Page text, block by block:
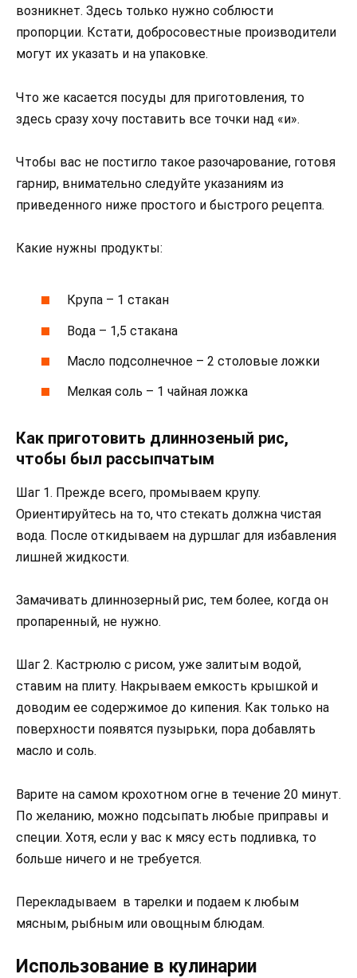
возникнет. Здесь только нужно соблюсти
пропорции. Кстати, добросовестные производители
могут их указать и на упаковке.
Что же касается посуды для приготовления, то
здесь сразу хочу поставить все точки над «и».
Чтобы вас не постигло такое разочарование, готовя
гарнир, внимательно следуйте указаниям из
приведенного ниже простого и быстрого рецепта.
Какие нужны продукты:
Крупа – 1 стакан
Вода – 1,5 стакана
Масло подсолнечное – 2 столовые ложки
Мелкая соль – 1 чайная ложка
Как приготовить длиннозеный рис,
чтобы был рассыпчатым
Шаг 1. Прежде всего, промываем крупу.
Ориентируйтесь на то, что стекать должна чистая
вода. После откидываем на дуршлаг для избавления
лишней жидкости.
Замачивать длиннозерный рис, тем более, когда он
пропаренный, не нужно.
Шаг 2. Кастрюлю с рисом, уже залитым водой,
ставим на плиту. Накрываем емкость крышкой и
доводим ее содержимое до кипения. Как только на
поверхности появятся пузырьки, пора добавлять
масло и соль.
Варите на самом крохотном огне в течение 20 минут.
По желанию, можно подсыпать любые приправы и
специи. Хотя, если у вас к мясу есть подливка, то
больше ничего и не требуется.
Перекладываем в тарелки и подаем к любым
мясным, рыбным или овощным блюдам.
Использование в кулинарии